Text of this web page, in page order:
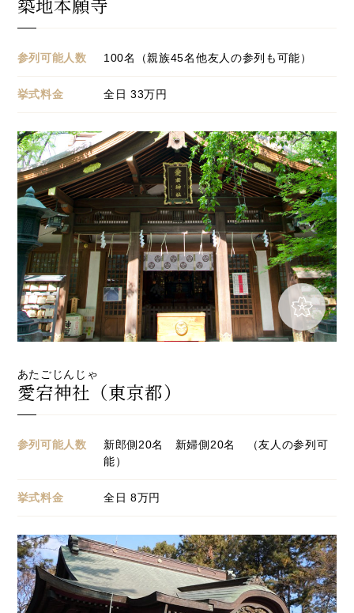
参列可能人数 100名（親族45名他友人の参列も可能）
挙式料金 全日 33万円
あたごじんじゃ
愛宕神社（東京都）
参列可能人数
新郎側20名 新婦側20名 （友人の参列可
能）
挙式料金 全日 8万円